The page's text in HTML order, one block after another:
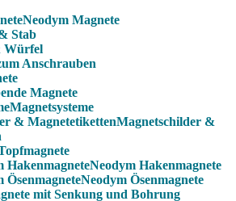
Neodym Magnete
Stab
Würfel
Anschrauben
Magnete
Magnetsysteme
Magnetschilder &
Neodym Hakenmagnete
Neodym Ösenmagnete